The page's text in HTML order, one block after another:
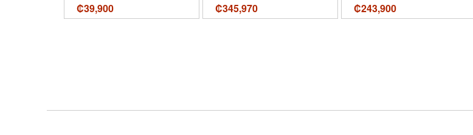
₡39,900
4.0 x4)
₡345,970
Laptop PC Desktop
T253X7004T0C101 -
₡243,900